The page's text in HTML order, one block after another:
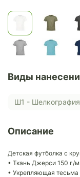
Виды
Ш1 - Шелкография
Описание
Детская футболка с
• Ткань Джерси 150 г/
• Укрепляющая тесьма